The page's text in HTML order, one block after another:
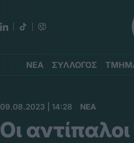
ΝΕΑ ΣΥΛΛΟΓΟΣ
09.08.2023 | 14:28 ΝΕΑ
Οι